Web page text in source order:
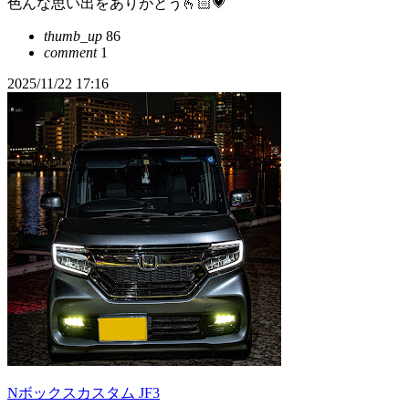
色んな思い出をありがとう🫰🏻💗
thumb_up 86
comment1
2025/11/22 17:16
Nボックスカスタム JF3